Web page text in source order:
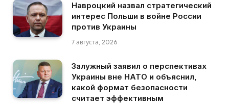
Навроцкий назвал стратегический
интерес Польши в войне России
против Украины
7 августа, 2026
Залужный заявил о перспективах
Украины вне НАТО и объяснил,
какой формат безопасности
считает эффективным